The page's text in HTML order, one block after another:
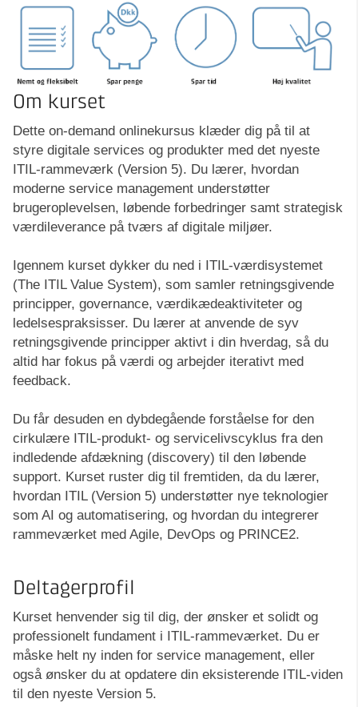
Om kurset
Dette on-demand onlinekursus klæder dig på til at
styre digitale services og produkter med det nyeste
ITIL-rammeværk (Version 5). Du lærer, hvordan
moderne service management understøtter
brugeroplevelsen, løbende forbedringer samt strategisk
værdileverance på tværs af digitale miljøer.
Igennem kurset dykker du ned i ITIL-værdisystemet
(The ITIL Value System), som samler retningsgivende
principper, governance, værdikædeaktiviteter og
ledelsespraksisser. Du lærer at anvende de syv
retningsgivende principper aktivt i din hverdag, så du
altid har fokus på værdi og arbejder iterativt med
feedback.
Du får desuden en dybdegående forståelse for den
cirkulære ITIL-produkt- og servicelivscyklus fra den
indledende afdækning (discovery) til den løbende
support. Kurset ruster dig til fremtiden, da du lærer,
hvordan ITIL (Version 5) understøtter nye teknologier
som AI og automatisering, og hvordan du integrerer
rammeværket med Agile, DevOps og PRINCE2.
Deltagerprofil
Kurset henvender sig til dig, der ønsker et solidt og
professionelt fundament i ITIL-rammeværket. Du er
måske helt ny inden for service management, eller
også ønsker du at opdatere din eksisterende ITIL-viden
til den nyeste Version 5.